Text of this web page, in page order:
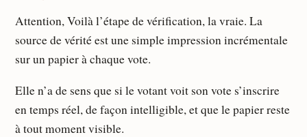
Attention, Voilà l’étape de vérification, la vraie. La
source de vérité est une simple impression incrémentale
sur un papier à chaque vote.
Elle n’a de sens que si le votant voit son vote s’inscrire
en temps réel, de façon intelligible, et que le papier reste
à tout moment visible.